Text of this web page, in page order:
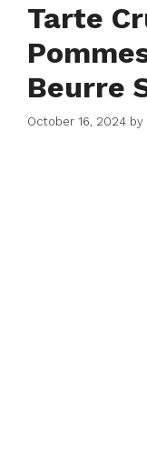
Tarte
Beurre
October 16, 2024 by